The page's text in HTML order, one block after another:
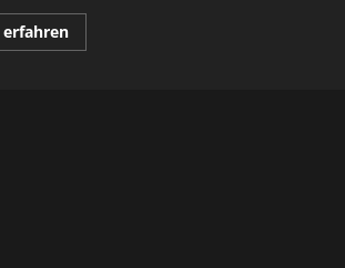
erfahrenMehr
Informationen